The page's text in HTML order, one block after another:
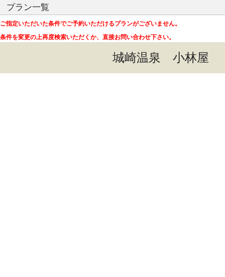
プラン一覧
ご指定いただいた条件でご予約いただけるプランがございません。
条件を変更の上再度検索いただくか、直接お問い合わせ下さい。
城崎温泉 小林屋